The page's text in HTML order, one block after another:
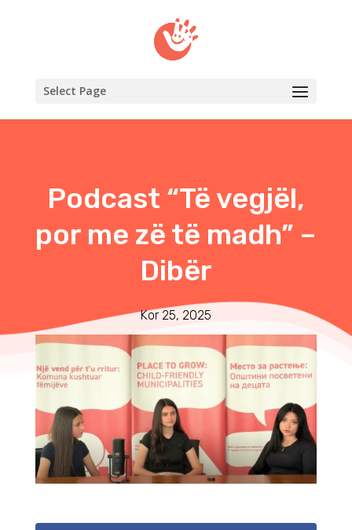
Select Page
Podcast “Të vegjël,
por me zë të madh” –
Dibër
Kor 25, 2025